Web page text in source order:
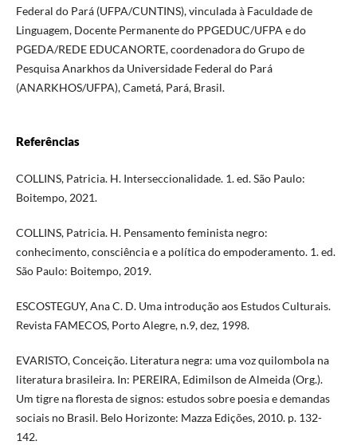
Federal do Pará (UFPA/CUNTINS), vinculada à Faculdade de
Linguagem, Docente Permanente do PPGEDUC/UFPA e do
PGEDA/REDE EDUCANORTE, coordenadora do Grupo de
Pesquisa Anarkhos da Universidade Federal do Pará
(ANARKHOS/UFPA), Cametá, Pará, Brasil.
Referências
COLLINS, Patricia. H. Interseccionalidade. 1. ed. São Paulo:
Boitempo, 2021.
COLLINS, Patricia. H. Pensamento feminista negro:
conhecimento, consciência e a política do empoderamento. 1. ed.
São Paulo: Boitempo, 2019.
ESCOSTEGUY, Ana C. D. Uma introdução aos Estudos Culturais.
Revista FAMECOS, Porto Alegre, n.9, dez, 1998.
EVARISTO, Conceição. Literatura negra: uma voz quilombola na
literatura brasileira. In: PEREIRA, Edimilson de Almeida (Org.).
Um tigre na floresta de signos: estudos sobre poesia e demandas
sociais no Brasil. Belo Horizonte: Mazza Edições, 2010. p. 132-
142.